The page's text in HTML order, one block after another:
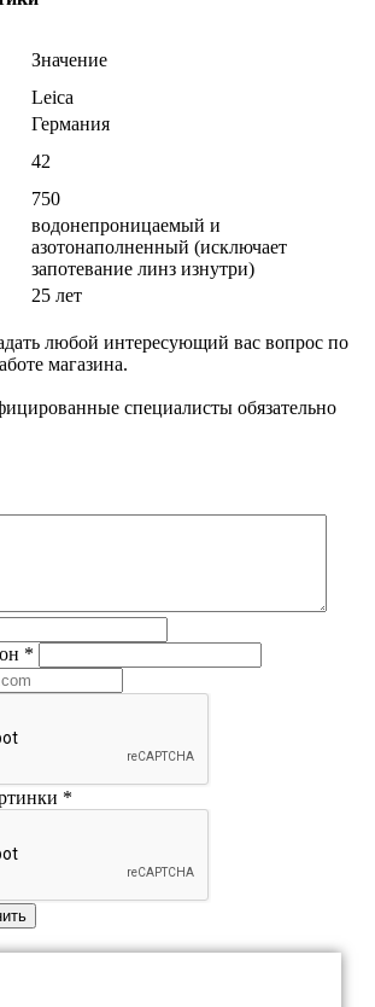
Значение
Leica
Германия
42
750
водонепроницаемый и
азотонаполненный (исключает
запотевание линз изнутри)
25 лет
любой интересующий вас вопрос по
магазина.
специалисты обязательно
*
*